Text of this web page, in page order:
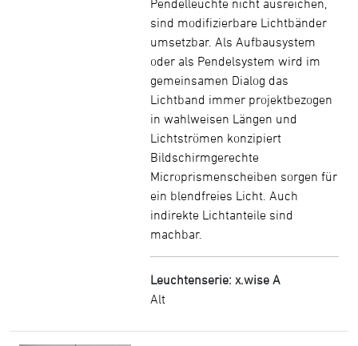
Pendelleuchte nicht ausreichen,
sind modifizierbare Lichtbänder
umsetzbar. Als Aufbausystem
oder als Pendelsystem wird im
gemeinsamen Dialog das
Lichtband immer projektbezogen
in wahlweisen Längen und
Lichtströmen konzipiert
Bildschirmgerechte
Microprismenscheiben sorgen für
ein blendfreies Licht. Auch
indirekte Lichtanteile sind
machbar.
Leuchtenserie: x.wise A
Alt